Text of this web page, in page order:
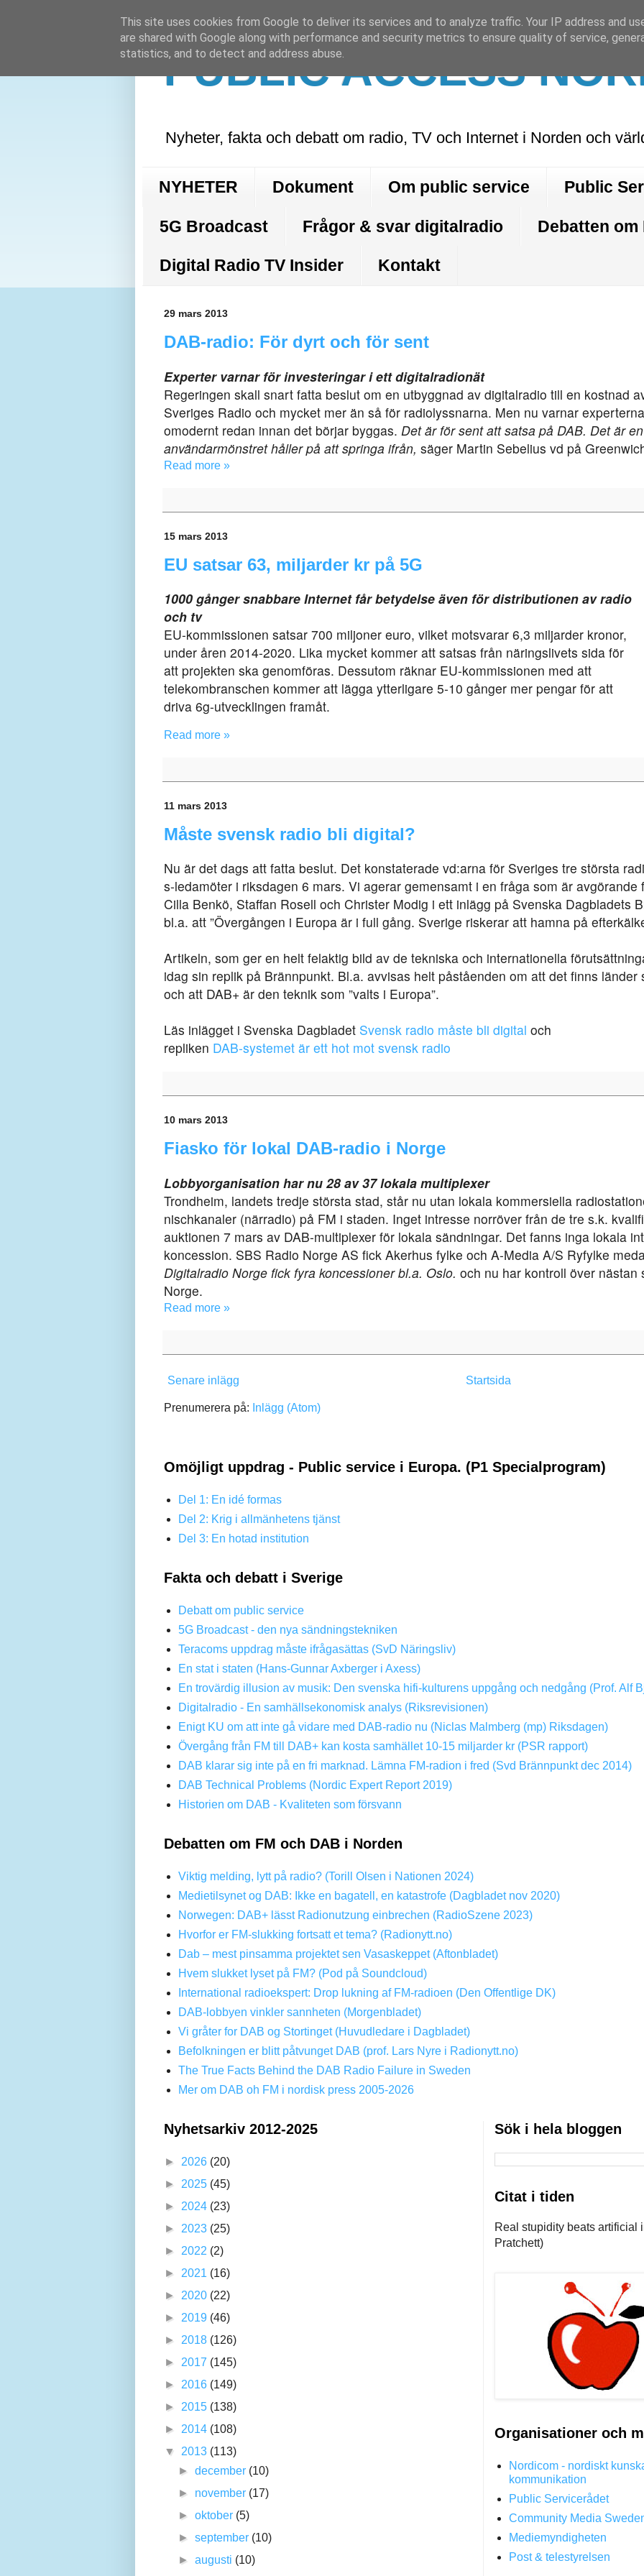
PUBLIC ACCESS
Nyheter, fakta och debatt om radio, TV och Internet i Norden och
NYHETER Dokument Om public service Public
5G Broadcast Frågor & svar digitalradio Debatten om
Digital Radio TV Insider Kontakt
29 mars 2013
DAB-radio: För dyrt och för sent
Experter varnar för investeringar i ett digitalradionät
Regeringen skall snart fatta beslut om en utbyggnad av digitalradio till en kostnad
Sveriges Radio och mycket mer än så för radiolyssnarna. Men nu varnar
omodernt redan innan det börjar byggas. Det är för sent att satsa på DAB. Det är
användarmönstret håller på att springa ifrån, säger Martin Sebelius vd på
Read more »
15 mars 2013
EU satsar 63, miljarder kr på 5G
1000 gånger snabbare Internet får betydelse även för distributionen av radio
och tv
EU-kommissionen satsar 700 miljoner euro, vilket motsvarar 6,3 miljarder kronor,
under åren 2014-2020. Lika mycket kommer att satsas från näringslivets sida för
att projekten ska genomföras. Dessutom räknar EU-kommissionen med att
telekombranschen kommer att lägga ytterligare 5-10 gånger mer pengar för att
driva 6g-utvecklingen framåt.
Read more »
11 mars 2013
Måste svensk radio bli digital?
Nu är det dags att fatta beslut. Det konstaterade vd:arna för Sveriges tre största
s-ledamöter i riksdagen 6 mars. Vi agerar gemensamt i en fråga som är
Cilla Benkö, Staffan Rosell och Christer Modig i ett inlägg på Svenska Dagbladets
bl.a. att ”Övergången i Europa är i full gång. Sverige riskerar att hamna på
Artikeln, som ger en helt felaktig bild av de tekniska och internationella
idag sin replik på Brännpunkt. Bl.a. avvisas helt påståenden om att det finns länder
och att DAB+ är den teknik som ”valts i Europa”.
Läs inlägget i Svenska Dagbladet Svensk radio måste bli digital och
repliken DAB-systemet är ett hot mot svensk radio
10 mars 2013
Fiasko för lokal DAB-radio i Norge
Lobbyorganisation har nu 28 av 37 lokala multiplexer
Trondheim, landets tredje största stad, står nu utan lokala kommersiella
nischkanaler (närradio) på FM i staden. Inget intresse norröver från de tre s.k.
auktionen 7 mars av DAB-multiplexer för lokala sändningar. Det fanns inga lokala
koncession. SBS Radio Norge AS fick Akerhus fylke och A-Media A/S Ryfylke
Digitalradio Norge fick fyra koncessioner bl.a. Oslo. och nu har kontroll över nästan
Norge.
Read more »
Senare inlägg Startsida
Prenumerera på: Inlägg (Atom)
Omöjligt uppdrag - Public service i Europa. (P1 Specialprogram)
Del 1: En idé formas
Del 2: Krig i allmänhetens tjänst
Del 3: En hotad institution
Fakta och debatt i Sverige
Debatt om public service
5G Broadcast - den nya sändningstekniken
Teracoms uppdrag måste ifrågasättas (SvD Näringsliv)
En stat i staten (Hans-Gunnar Axberger i Axess)
En trovärdig illusion av musik: Den svenska hifi-kulturens uppgång och nedgång (Prof. Alf
Digitalradio - En samhällsekonomisk analys (Riksrevisionen)
Enigt KU om att inte gå vidare med DAB-radio nu (Niclas Malmberg (mp) Riksdagen)
Övergång från FM till DAB+ kan kosta samhället 10-15 miljarder kr (PSR rapport)
DAB klarar sig inte på en fri marknad. Lämna FM-radion i fred (Svd Brännpunkt dec 2014)
DAB Technical Problems (Nordic Expert Report 2019)
Historien om DAB - Kvaliteten som försvann
Debatten om FM och DAB i Norden
Viktig melding, lytt på radio? (Torill Olsen i Nationen 2024)
Medietilsynet og DAB: Ikke en bagatell, en katastrofe (Dagbladet nov 2020)
Norwegen: DAB+ lässt Radionutzung einbrechen (RadioSzene 2023)
Hvorfor er FM-slukking fortsatt et tema? (Radionytt.no)
Dab – mest pinsamma projektet sen Vasaskeppet (Aftonbladet)
Hvem slukket lyset på FM? (Pod på Soundcloud)
International radioekspert: Drop lukning af FM-radioen (Den Offentlige DK)
DAB-lobbyen vinkler sannheten (Morgenbladet)
Vi gråter for DAB og Stortinget (Huvudledare i Dagbladet)
Befolkningen er blitt påtvunget DAB (prof. Lars Nyre i Radionytt.no)
The True Facts Behind the DAB Radio Failure in Sweden
Mer om DAB oh FM i nordisk press 2005-2026
Nyhetsarkiv 2012-2025
► 2026 (20)
► 2025 (45)
► 2024 (23)
► 2023 (25)
► 2022 (2)
► 2021 (16)
► 2020 (22)
► 2019 (46)
► 2018 (126)
► 2017 (145)
► 2016 (149)
► 2015 (138)
► 2014 (108)
▼ 2013 (113)
►december (10)
► november (17)
►oktober (5)
►september (10)
►augusti (10)
Sök i hela bloggen
Citat i tiden
Real stupidity beats artificial
Pratchett)
Organisationer och
Nordicom - nordiskt
kommunikation
Public Servicerådet
Community Media
Mediemyndigheten
Post & telestyrelsen
This site uses cookies from Google to deliver its services and to analyze traffic. Your IP address and
are shared with Google along with performance and security metrics to ensure quality of service,
statistics, and to detect and address abuse.